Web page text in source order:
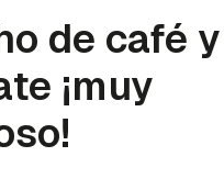
de café y
¡muy